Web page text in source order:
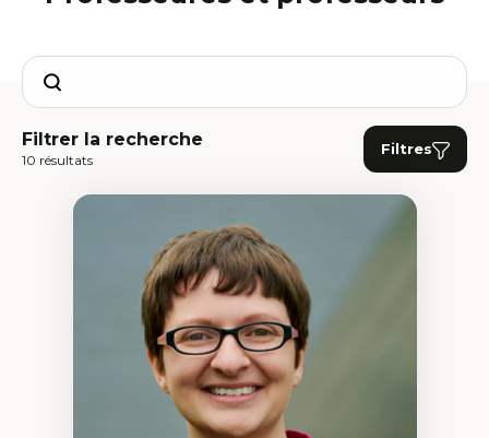
Search
Filtrer la recherche
10 résultats
Filtres